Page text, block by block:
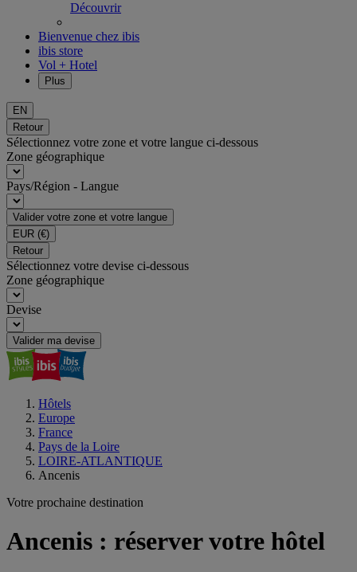
Découvrir
Bienvenue chez ibis
ibis store
Vol + Hotel
Plus
EN
Retour
Sélectionnez votre zone et votre langue ci-dessous
Zone géographique
Pays/Région - Langue
Valider votre zone et votre langue
EUR (€)
Retour
Sélectionnez votre devise ci-dessous
Zone géographique
Devise
Valider ma devise
Hôtels
Europe
France
Pays de la Loire
LOIRE-ATLANTIQUE
Ancenis
Votre prochaine destination
Ancenis : réserver votre hôtel